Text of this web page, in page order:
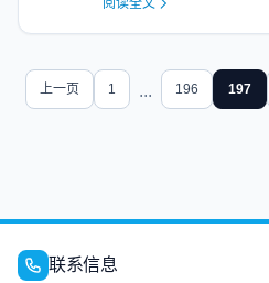
阅读全文
上一页 1 ... 196 197
联系信息